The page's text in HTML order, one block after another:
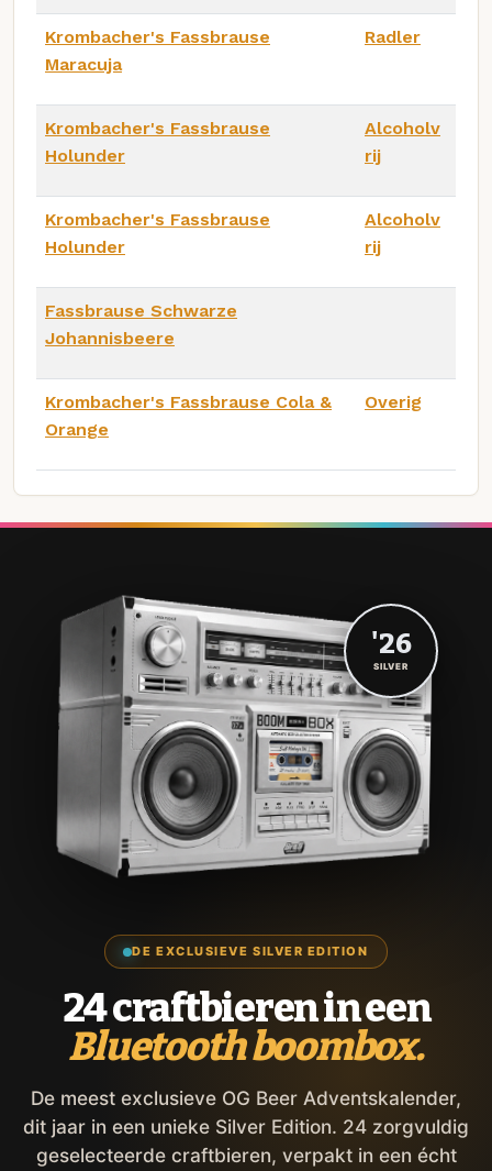
Krombacher's Fassbrause
Maracuja
Radler
Krombacher's Fassbrause
Holunder
Alcoholv
rij
Krombacher's Fassbrause
Holunder
Alcoholv
rij
Fassbrause Schwarze
Johannisbeere
Krombacher's Fassbrause Cola &
Orange
Overig
DE EXCLUSIEVE SILVER EDITION
24 craftbieren in een
Bluetooth boombox.
De meest exclusieve OG Beer Adventskalender,
dit jaar in een unieke Silver Edition. 24 zorgvuldig
geselecteerde craftbieren, verpakt in een écht
'26
SILVER